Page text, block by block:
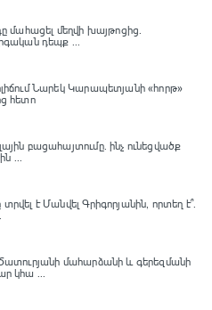
մահացել մեղվի խայթոցից.
դեպք ...
Նարեկ Կարապետյանի «հորթ»
հետո
բացահայտումը․ ինչ ունեցվածք
...
է Մանվել Գրիգորյանին, որտեղ է՞․
մահարձանի և գերեզմանի
կհա ...